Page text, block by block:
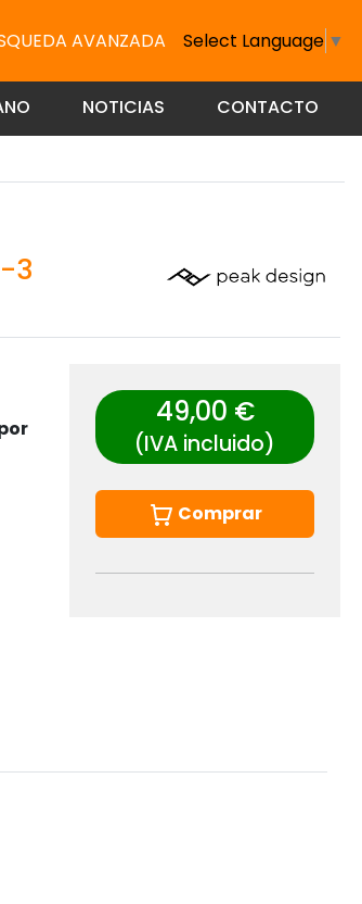
AVANZADA Select Language ▼
NOTICIAS CONTACTO
3
49,00 €
(IVA incluido)
Comprar